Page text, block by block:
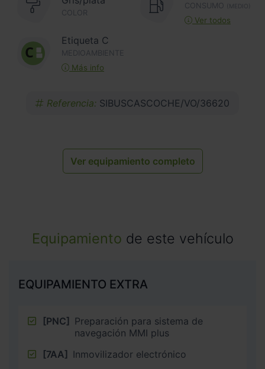
COLOR
CONSUMO
(MEDIO)
Ver todos
Etiqueta C
MEDIOAMBIENTE
Más info
Referencia: SIBUSCASCOCHE/VO/36620
Ver equipamiento completo
Equipamiento de este vehículo
EQUIPAMIENTO EXTRA
[PNC] Preparación para sistema de
navegación MMI plus
[7AA] Inmovilizador electrónico